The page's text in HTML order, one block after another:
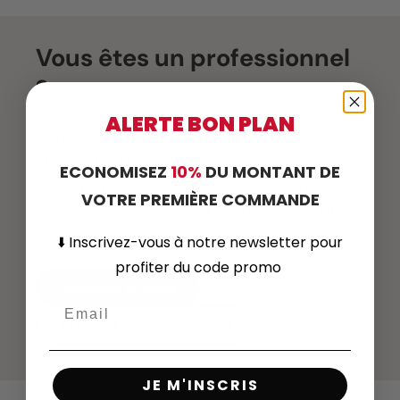
Vous êtes un professionnel
?
Nous accompagnons les salles de sport,
studios Pilates, professionnels de santé,
collectivités et entreprises dans leurs
projets d'aménagement et d'équipement.
ALERTE BON PLAN
ECONOMISEZ 10% DU MONTANT DE
VOTRE PREMIÈRE COMMANDE
⬇️ Inscrivez-vousà notre newsletter pour
profiter du code promo
JE M'INSCRIS